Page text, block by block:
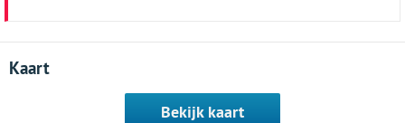
Kaart
Bekijk kaart